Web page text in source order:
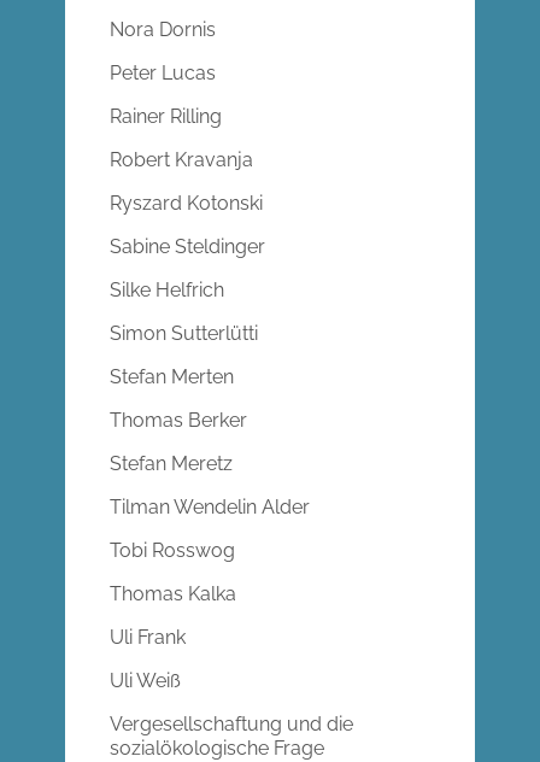
Nora Dornis
Peter Lucas
Rainer Rilling
Robert Kravanja
Ryszard Kotonski
Sabine Steldinger
Silke Helfrich
Simon Sutterlütti
Stefan Merten
Thomas Berker
Stefan Meretz
Tilman Wendelin Alder
Tobi Rosswog
Thomas Kalka
Uli Frank
Uli Weiß
Vergesellschaftung und die
sozialökologische Frage